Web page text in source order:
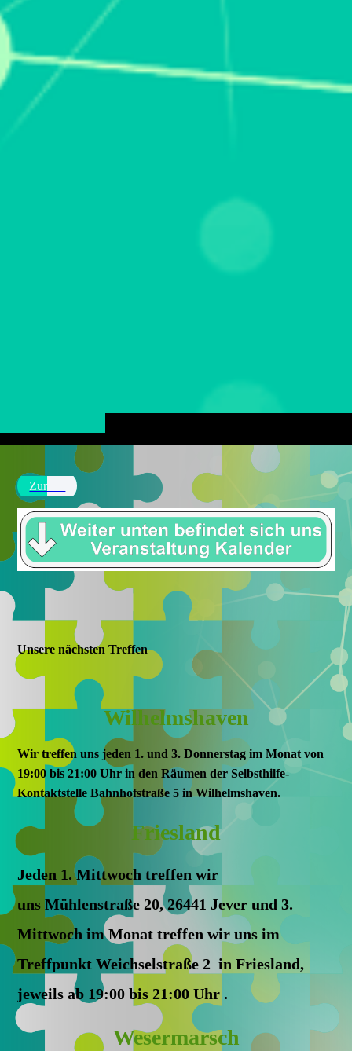
Zurück
Unsere nächsten Treffen
Wilhelmshaven
Wir treffen uns jeden 1. und 3. Donnerstag im Monat von
19:00 bis 21:00 Uhrin den Räumen der Selbsthilfe-
Kontaktstelle Bahnhofstraße 5 in Wilhelmshaven.
Friesland
Jeden 1. Mittwoch treffen wir
uns Mühlenstraße 20, 26441 Jever und 3.
Mittwoch im Monat treffen wir uns im
Treffpunkt Weichselstraße 2 in Friesland,
jeweils ab 19:00 bis 21:00 Uhr .
Wesermarsch